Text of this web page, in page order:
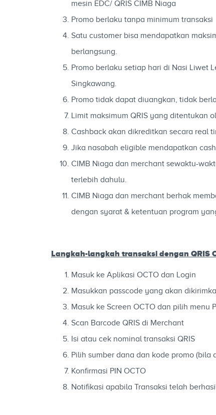
mesin EDC/ QRIS CIMB Niaga
Promo berlaku tanpa minimum transaksi
Satu customer bisa mendapatkan
berlangsung.
Promo berlaku setiap hari di Nasi Liwet
Singkawang.
Promo tidak dapat diuangkan, tidak
Limit maksimum QRIS yang ditentukan
Cashback akan dikreditkan secara real
Jika nasabah eligible mendapatkan
CIMB Niaga dan merchant sewaktu-
terlebih dahulu.
CIMB Niaga dan merchant berhak
dengan syarat & ketentuan program
Langkah-langkah transaksi dengan QRIS
Masuk ke Aplikasi OCTO dan Login
Masukkan passcode yang akan
Masuk ke Screen OCTO dan pilih menu
Scan Barcode QRIS di Merchant
Isi atau cek nominal transaksi QRIS
Pilih sumber dana dan kode promo (bila
Konfirmasi PIN OCTO
Notifikasi apabila Transaksi telah